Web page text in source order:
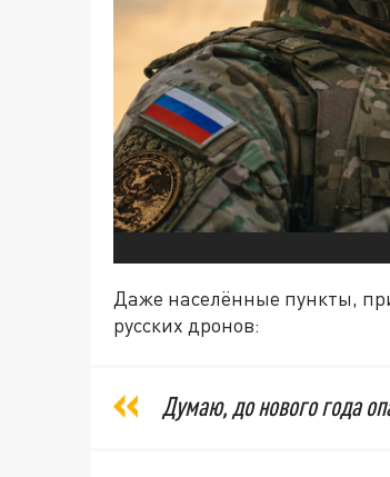
Даже населённые пункты,
русских дронов:
Думаю, до нового года